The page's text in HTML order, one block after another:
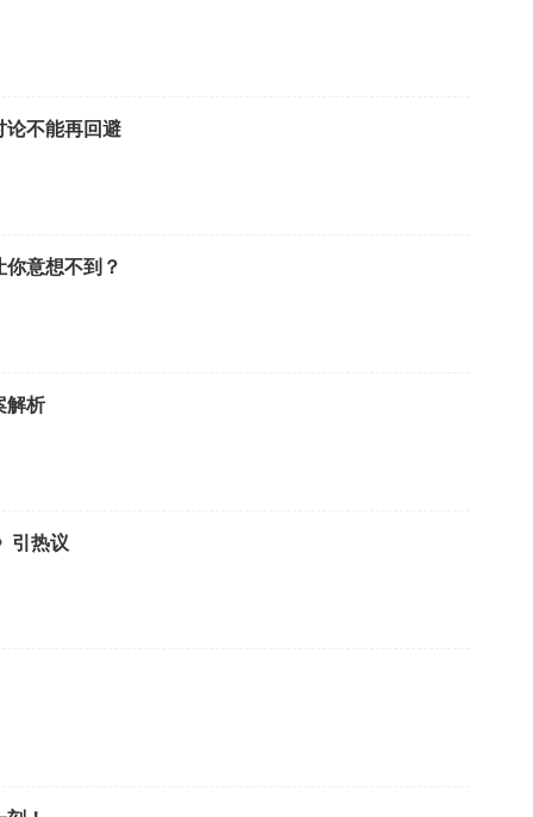
论不能再回避
你意想不到？
解析
引热议